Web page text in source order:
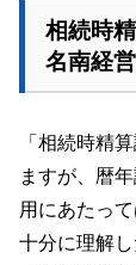
相続時
名南経
「相続時精
ますが、暦
用にあたっ
十分に理解